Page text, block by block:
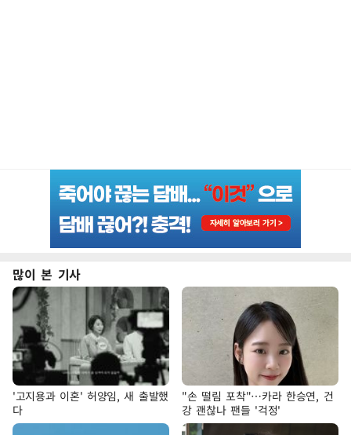
많이 본 기사
'고지용과 이혼' 허양임, 새 출발했
다
"손 떨림 포착"…카라 한승연, 건
강 괜찮나 팬들 '걱정'